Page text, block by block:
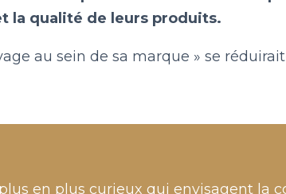
la qualité de leurs produits.
au sein de sa marque » se
en plus curieux qui envisagent la